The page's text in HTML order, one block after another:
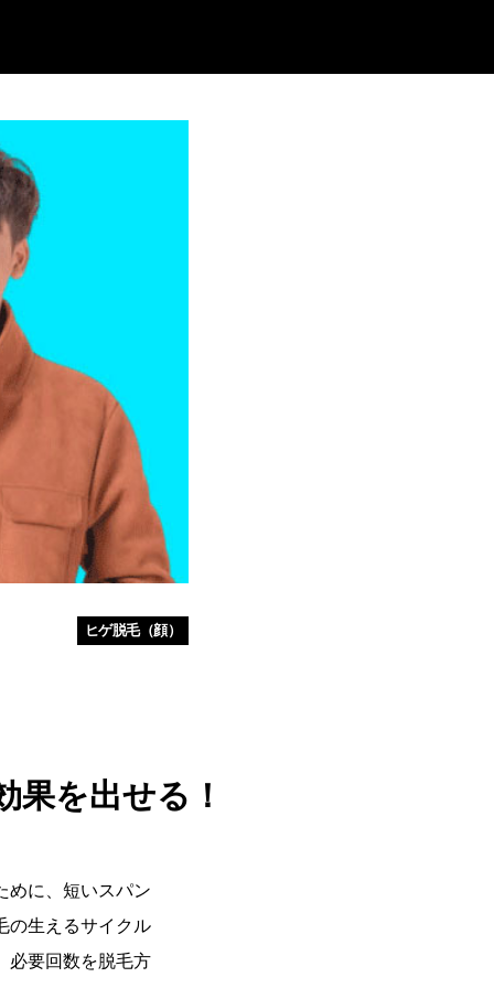
ヒゲ脱毛（顔）
果を出せる！
めに、短いスパン
の生えるサイクル
必要回数を脱毛方